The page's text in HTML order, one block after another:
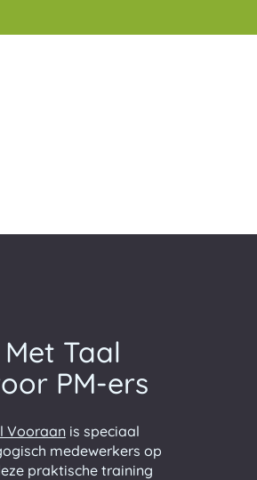
Taal
PM-ers
Vooraanis speciaal
medewerkers op
praktische training